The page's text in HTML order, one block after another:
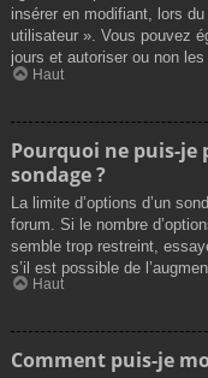
insérer en modifiant, lors
utilisateur ». Vous pouvez
jours et autoriser ou non
Haut
Pourquoi ne puis-je
sondage ?
La limite d’options d’un
forum. Si le nombre
semble trop restreint,
s’il est possible de
Haut
Comment puis-je